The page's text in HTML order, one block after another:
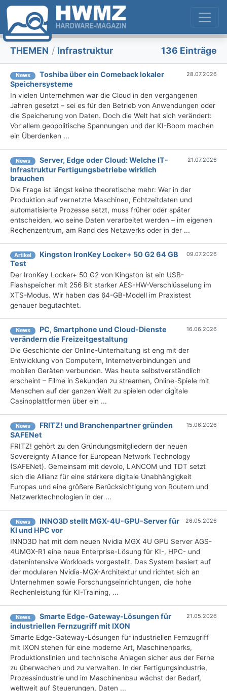
THEMEN / Infrastruktur 136 Einträge
News
Toshiba über ein Comeback lokaler
Speichersysteme
28.07.2026
In vielen Unternehmen war die Cloud in den vergangenen
Jahren gesetzt – sei es für den Betrieb von Anwendungen oder
die Speicherung von Daten. Doch die Welt hat sich verändert:
Vor allem geopolitische Spannungen und der KI-Boom machen
ein Überdenken ...
News
Server, Edge oder Cloud: Welche IT-
Infrastruktur Fertigungsbetriebe wirklich
brauchen
21.07.2026
Die Frage ist längst keine theoretische mehr: Wer in der
Produktion auf vernetzte Maschinen, Echtzeitdaten und
automatisierte Prozesse setzt, muss früher oder später
entscheiden, wo seine Daten verarbeitet werden – im eigenen
Rechenzentrum, am Rand des Netzwerks oder in der ...
Artikel
Kingston IronKey Locker+ 50 G2 64 GB
Test
09.07.2026
Der IronKey Locker+ 50 G2 von Kingston ist ein USB-
Flashspeicher mit 256 Bit starker AES-HW-Verschlüsselung im
XTS-Modus. Wir haben das 64-GB-Modell im Praxistest
genauer begutachtet.
News
PC, Smartphone und Cloud-Dienste
verändern die Freizeitgestaltung
16.06.2026
Die Geschichte der Online-Unterhaltung ist eng mit der
Entwicklung von Computern, Internetverbindungen und
mobilen Geräten verbunden. Was heute selbstverständlich
erscheint – Filme in Sekunden zu streamen, Online-Spiele mit
Menschen auf der ganzen Welt zu spielen oder digitale
Casinoplattformen über ein ...
News
FRITZ! und Branchenpartner gründen
SAFENet
15.06.2026
FRITZ! gehört zu den Gründungsmitgliedern der neuen
Sovereignty Alliance for European Network Technology
(SAFENet). Gemeinsam mit devolo, LANCOM und TDT setzt
sich die Allianz für eine stärkere digitale Unabhängigkeit
Europas und eine größere Berücksichtigung von Routern und
Netzwerktechnologien in der ...
News
INNO3D stellt MGX-4U-GPU-Server für
KI und HPC vor
26.05.2026
INNO3D hat mit dem neuen Nvidia MGX 4U GPU Server AGS-
4UMGX-R1 eine neue Enterprise-Lösung für KI-, HPC- und
datenintensive Workloads vorgestellt. Das System basiert auf
der modularen Nvidia-MGX-Architektur und richtet sich an
Unternehmen sowie Forschungseinrichtungen, die hohe
Rechenleistung für KI-Training, ...
News
Smarte Edge-Gateway-Lösungen für
industriellen Fernzugriff mit IXON
21.05.2026
Smarte Edge-Gateway-Lösungen für industriellen Fernzugriff
mit IXON stehen für eine moderne Art, Maschinenparks,
Produktionslinien und technische Anlagen sicher aus der Ferne
zu überwachen und zu verwalten. In der Fertigungsindustrie,
Prozessindustrie und im Maschinenbau wächst der Bedarf,
weltweit auf Steuerungen, Daten ...